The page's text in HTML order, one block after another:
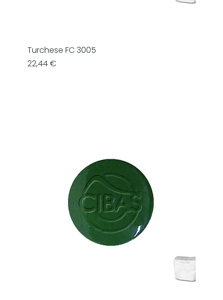
Turchese FC 3005
Prezzo
22,44 €